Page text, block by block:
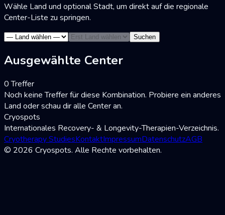
Wähle Land und optional Stadt, um direkt auf die regionale
Center-Liste zu springen.
Suchen
Ausgewählte Center
0 Treffer
Noch keine Treffer für diese Kombination. Probiere ein anderes
Land oder schau dir alle Center an.
Cryospots
Internationales Recovery- & Longevity-Therapien-Verzeichnis.
Cryotherapy StudiesKontaktImpressumDatenschutzAGB
© 2026 Cryospots. Alle Rechte vorbehalten.